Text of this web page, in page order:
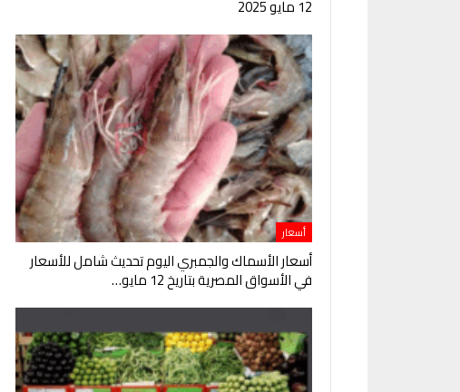
12 مايو 2025
أسعار
أسعار الأسماك والجمبري اليوم تحديث شامل للأسعار
في الأسواق المصرية بتاريخ 12 مايو…